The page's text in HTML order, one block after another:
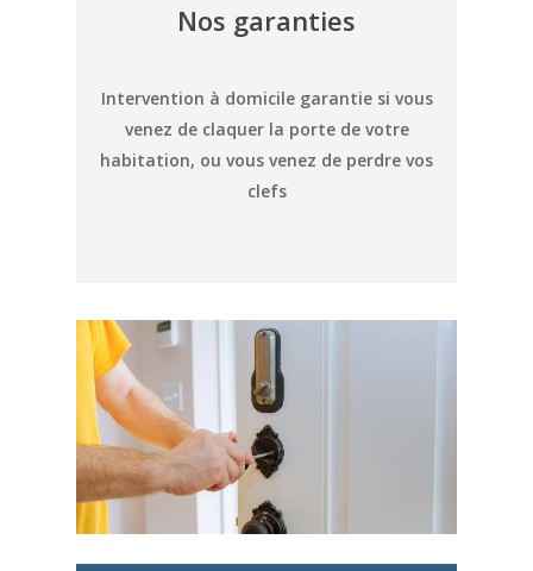
Nos garanties
Intervention à domicile garantie si vous
venez de claquer la porte de votre
habitation, ou vous venez de perdre vos
clefs